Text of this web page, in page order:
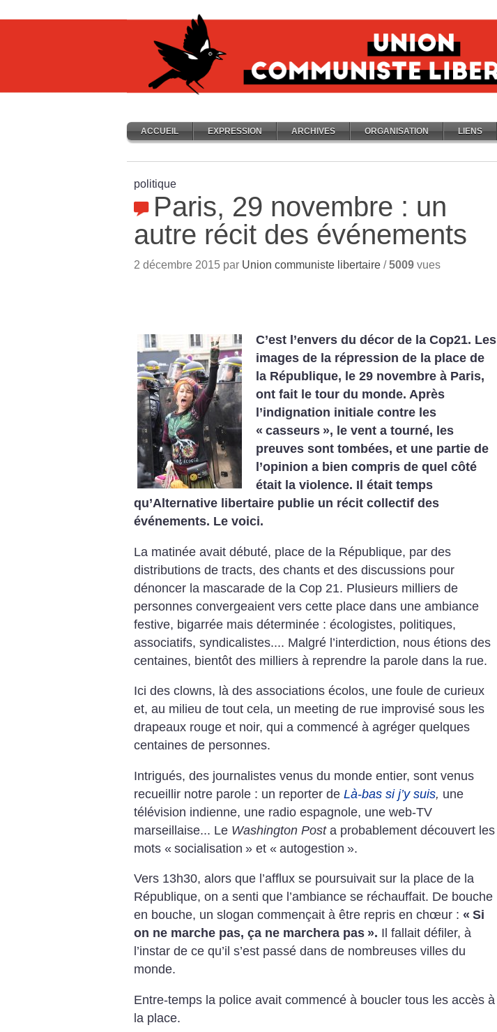
ACCUEIL EXPRESSION ARCHIVES ORGANISATION LIENS
politique
Paris, 29 novembre : un
autre récit des événements
2 décembre 2015 par Union communiste libertaire /5009 vues
C’est l’envers du décor de la Cop21. Les
images de la répression de la place de
la République, le 29 novembre à Paris,
ont fait le tour du monde. Après
l’indignation initiale contre les
« casseurs », le vent a tourné, les
preuves sont tombées, et une partie de
l’opinion a bien compris de quel côté
était la violence. Il était temps
qu’Alternative libertaire publie un récit collectif des
événements. Le voici.
La matinée avait débuté, place de la République, par des
distributions de tracts, des chants et des discussions pour
dénoncer la mascarade de la Cop 21. Plusieurs milliers de
personnes convergeaient vers cette place dans une ambiance
festive, bigarrée mais déterminée : écologistes, politiques,
associatifs, syndicalistes.... Malgré l’interdiction, nous étions des
centaines, bientôt des milliers à reprendre la parole dans la rue.
Ici des clowns, là des associations écolos, une foule de curieux
et, au milieu de tout cela, un meeting de rue improvisé sous les
drapeaux rouge et noir, qui a commencé à agréger quelques
centaines de personnes.
Intrigués, des journalistes venus du monde entier, sont venus
recueillir notre parole : un reporter de Là-bas si j’y suis, une
télévision indienne, une radio espagnole, une web-TV
marseillaise... Le Washington Posta probablement découvert les
mots « socialisation » et « autogestion ».
Vers 13h30, alors que l’afflux se poursuivait sur la place de la
République, on a senti que l’ambiance se réchauffait. De bouche
en bouche, un slogan commençait à être repris en chœur : « Si
on ne marche pas, ça ne marchera pas ». Il fallait défiler, à
l’instar de ce qu’il s’est passé dans de nombreuses villes du
monde.
Entre-temps la police avait commencé à boucler tous les accès à
la place.